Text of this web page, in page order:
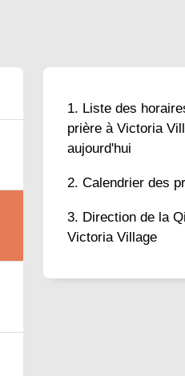
Liste des
prière à Victoria
aujourd'hui
Calendrier des
Direction de la
Victoria Village